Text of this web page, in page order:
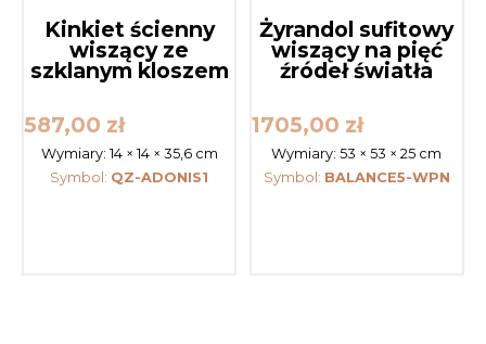
Kinkiet ścienny
wiszący ze
szklanym kloszem
587,00 zł
Wymiary: 14 × 14 × 35,6 cm
Symbol: QZ-ADONIS1
Żyrandol sufitowy
wiszący na pięć
źródeł światła
1705,00 zł
Wymiary:53 × 53 × 25 cm
Symbol: BALANCE5-WPN